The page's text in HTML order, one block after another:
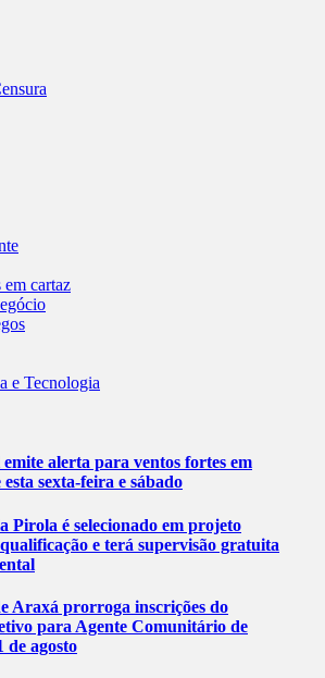
em cartaz
e Tecnologia
alerta para ventos fortes em
sexta-feira e sábado
Pirola é selecionado em projeto
e terá supervisão gratuita
Araxá prorroga inscrições do
para Agente Comunitário de
de agosto